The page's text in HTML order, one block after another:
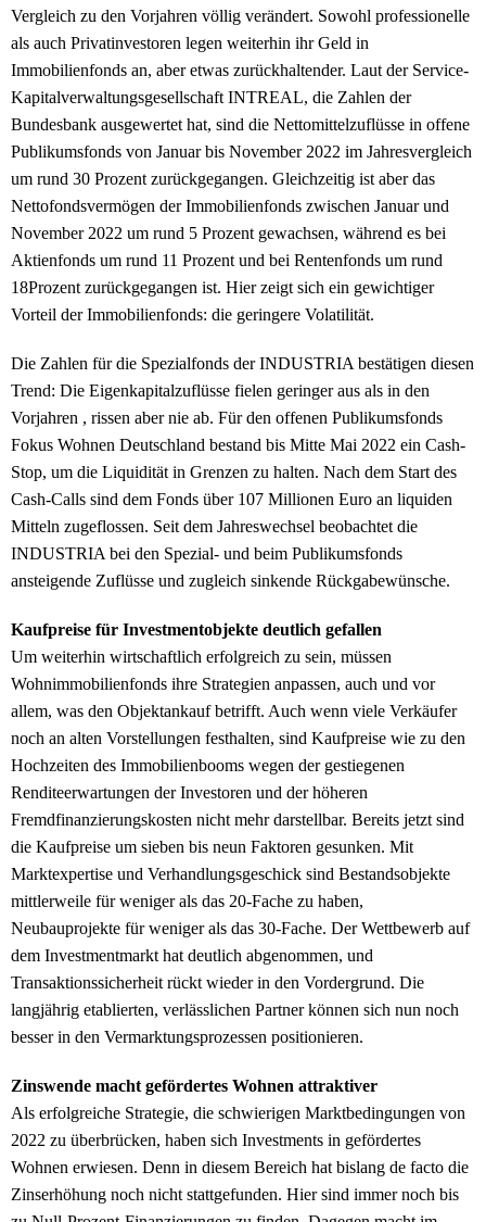
Vergleich zu den Vorjahren völlig verändert. Sowohl professionelle
als auch Privatinvestoren legen weiterhin ihr Geld in
Immobilienfonds an, aber etwas zurückhaltender. Laut der Service-
Kapitalverwaltungsgesellschaft INTREAL, die Zahlen der
Bundesbank ausgewertet hat, sind die Nettomittelzuflüsse in offene
Publikumsfonds von Januar bis November 2022 im Jahresvergleich
um rund 30 Prozent zurückgegangen. Gleichzeitig ist aber das
Nettofondsvermögen der Immobilienfonds zwischen Januar und
November 2022 um rund 5 Prozent gewachsen, während es bei
Aktienfonds um rund 11 Prozent und bei Rentenfonds um rund
18Prozent zurückgegangen ist. Hier zeigt sich ein gewichtiger
Vorteil der Immobilienfonds: die geringere Volatilität.
Die Zahlen für die Spezialfonds der INDUSTRIA bestätigen diesen
Trend: Die Eigenkapitalzuflüsse fielen geringer aus als in den
Vorjahren , rissen aber nie ab. Für den offenen Publikumsfonds
Fokus Wohnen Deutschland bestand bis Mitte Mai 2022 ein Cash-
Stop, um die Liquidität in Grenzen zu halten. Nach dem Start des
Cash-Calls sind dem Fonds über 107 Millionen Euro an liquiden
Mitteln zugeflossen. Seit dem Jahreswechsel beobachtet die
INDUSTRIA bei den Spezial- und beim Publikumsfonds
ansteigende Zuflüsse und zugleich sinkende Rückgabewünsche.
Kaufpreise für Investmentobjekte deutlich gefallen
Um weiterhin wirtschaftlich erfolgreich zu sein, müssen
Wohnimmobilienfonds ihre Strategien anpassen, auch und vor
allem, was den Objektankauf betrifft. Auch wenn viele Verkäufer
noch an alten Vorstellungen festhalten, sind Kaufpreise wie zu den
Hochzeiten des Immobilienbooms wegen der gestiegenen
Renditeerwartungen der Investoren und der höheren
Fremdfinanzierungskosten nicht mehr darstellbar. Bereits jetzt sind
die Kaufpreise um sieben bis neun Faktoren gesunken. Mit
Marktexpertise und Verhandlungsgeschick sind Bestandsobjekte
mittlerweile für weniger als das 20-Fache zu haben,
Neubauprojekte für weniger als das 30-Fache. Der Wettbewerb auf
dem Investmentmarkt hat deutlich abgenommen, und
Transaktionssicherheit rückt wieder in den Vordergrund. Die
langjährig etablierten, verlässlichen Partner können sich nun noch
besser in den Vermarktungsprozessen positionieren.
Zinswende macht gefördertes Wohnen attraktiver
Als erfolgreiche Strategie, die schwierigen Marktbedingungen von
2022 zu überbrücken, haben sich Investments in gefördertes
Wohnen erwiesen. Denn in diesem Bereich hat bislang de facto die
Zinserhöhung noch nicht stattgefunden. Hier sind immer noch bis